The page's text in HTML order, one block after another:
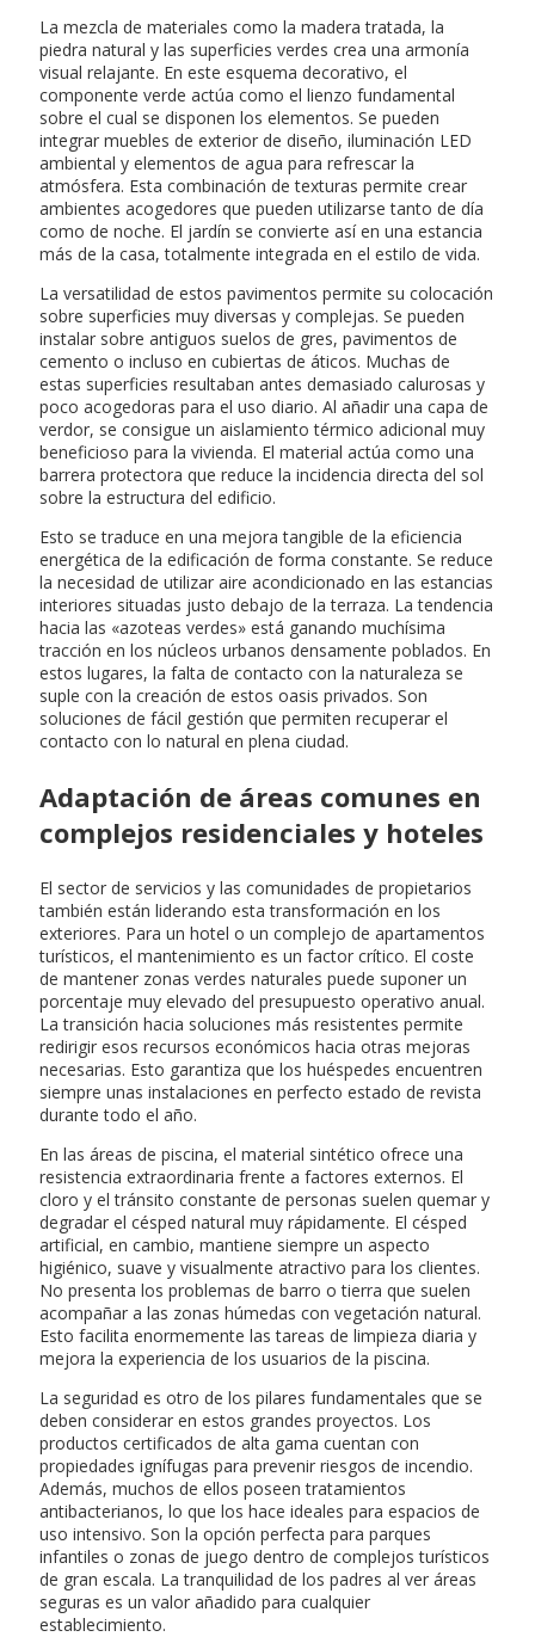
La mezcla de materiales como la madera tratada, la
piedra natural y las superficies verdes crea una armonía
visual relajante. En este esquema decorativo, el
componente verde actúa como el lienzo fundamental
sobre el cual se disponen los elementos. Se pueden
integrar muebles de exterior de diseño, iluminación LED
ambiental y elementos de agua para refrescar la
atmósfera. Esta combinación de texturas permite crear
ambientes acogedores que pueden utilizarse tanto de día
como de noche. El jardín se convierte así en una estancia
más de la casa, totalmente integrada en el estilo de vida.
La versatilidad de estos pavimentos permite su colocación
sobre superficies muy diversas y complejas. Se pueden
instalar sobre antiguos suelos de gres, pavimentos de
cemento o incluso en cubiertas de áticos. Muchas de
estas superficies resultaban antes demasiado calurosas y
poco acogedoras para el uso diario. Al añadir una capa de
verdor, se consigue un aislamiento térmico adicional muy
beneficioso para la vivienda. El material actúa como una
barrera protectora que reduce la incidencia directa del sol
sobre la estructura del edificio.
Esto se traduce en una mejora tangible de la eficiencia
energética de la edificación de forma constante. Se reduce
la necesidad de utilizar aire acondicionado en las estancias
interiores situadas justo debajo de la terraza. La tendencia
hacia las «azoteas verdes» está ganando muchísima
tracción en los núcleos urbanos densamente poblados. En
estos lugares, la falta de contacto con la naturaleza se
suple con la creación de estos oasis privados. Son
soluciones de fácil gestión que permiten recuperar el
contacto con lo natural en plena ciudad.
Adaptación de áreas comunes en
complejos residenciales y hoteles
El sector de servicios y las comunidades de propietarios
también están liderando esta transformación en los
exteriores. Para un hotel o un complejo de apartamentos
turísticos, el mantenimiento es un factor crítico. El coste
de mantener zonas verdes naturales puede suponer un
porcentaje muy elevado del presupuesto operativo anual.
La transición hacia soluciones más resistentes permite
redirigir esos recursos económicos hacia otras mejoras
necesarias. Esto garantiza que los huéspedes encuentren
siempre unas instalaciones en perfecto estado de revista
durante todo el año.
En las áreas de piscina, el material sintético ofrece una
resistencia extraordinaria frente a factores externos. El
cloro y el tránsito constante de personas suelen quemar y
degradar el césped natural muy rápidamente. El césped
artificial, en cambio, mantiene siempre un aspecto
higiénico, suave y visualmente atractivo para los clientes.
No presenta los problemas de barro o tierra que suelen
acompañar a las zonas húmedas con vegetación natural.
Esto facilita enormemente las tareas de limpieza diaria y
mejora la experiencia de los usuarios de la piscina.
La seguridad es otro de los pilares fundamentales que se
deben considerar en estos grandes proyectos. Los
productos certificados de alta gama cuentan con
propiedades ignífugas para prevenir riesgos de incendio.
Además, muchos de ellos poseen tratamientos
antibacterianos, lo que los hace ideales para espacios de
uso intensivo. Son la opción perfecta para parques
infantiles o zonas de juego dentro de complejos turísticos
de gran escala. La tranquilidad de los padres al ver áreas
seguras es un valor añadido para cualquier
establecimiento.